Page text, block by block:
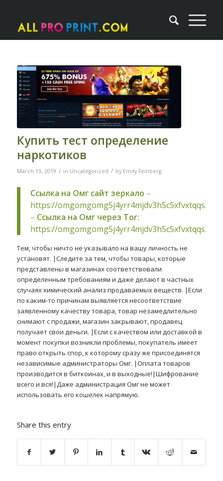
Купить тест определение
наркотиков
March 13, 2019 / in Uncategorized / by Emily Feinberg
Ссылка на Омг сайт зеркало –
https://
– Ссылка на Омг через Tor:
https://
Тем, чтобы ничто не указывало на вашу личность не
установят. |Следите за тем, чтобы товары, которые
представлены в магазинах соответствовали
определенным требованиям и даже делают в частных
случаях химический анализ продаваемых веществ. |Если
по каким-то причинам выявляется несоответствие
заявленному качеству товара, товар незамедлительно
снимают с продажи, магазин закрывают, продавец
получает свои деньги. |Если с качеством или доставкой в
момент покупки возникли проблемы, покупатель имеет
право открыть спор, к которому сразу же присоединятся
независимые администраторы Омг. |Оплата товаров
производится в биткоинах, и в выходные!|Шифрование
всего и вся!|Даже администрация Омг не может
использовать его кошелек напрямую.
Share this entry